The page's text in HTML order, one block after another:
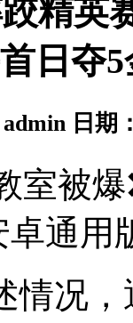
精英
日夺
日期
被爆
卓通用
通